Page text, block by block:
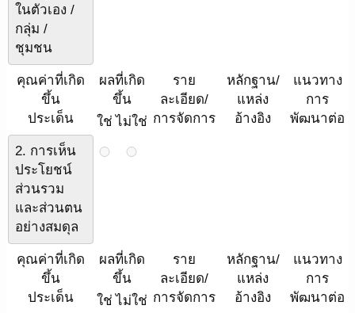
ในตัวเอง /
กลุ่ม /
ชุมชน
คุณค่าที่เกิด
ขึ้น
ประเด็น
ผลที่เกิด
ขึ้น
ราย
ละเอียด/
การจัดการ
หลักฐาน/
แหล่ง
อ้างอิง
แนวทาง
การ
พัฒนาต่อ
ใช่ ไม่ใช่
2. การเห็น
ประโยชน์
ส่วนรวม
และส่วนตน
อย่างสมดุล
คุณค่าที่เกิด
ขึ้น
ประเด็น
ผลที่เกิด
ขึ้น
ราย
ละเอียด/
การจัดการ
หลักฐาน/
แหล่ง
อ้างอิง
แนวทาง
การ
พัฒนาต่อ
ใช่ ไม่ใช่